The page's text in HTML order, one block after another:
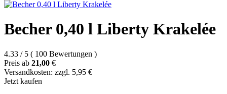
Becher 0,40 l Liberty Krakelée
4.33 / 5 ( 100 Bewertungen )
Preis ab 21,00 €
Versandkosten: zzgl. 5,95 €
Jetzt kaufen